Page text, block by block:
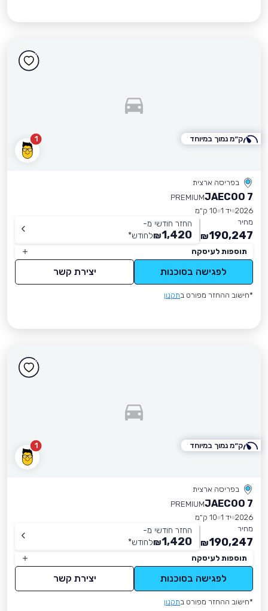
1
בפריסה ארצית
JAECOO 7
PREMIUM
2026 יד 1
10 ק״מ
מחיר
190,247
₪
החזר חודשי מ-
1,420
₪לחודש*
תוספות לעיסקה
לפגישה בסוכנות יצירת קשר
*חישוב ההחזר מפורט בתקנון
ק״מ נמוך במיוחד
1
בפריסה ארצית
JAECOO 7
PREMIUM
2026 יד 1
10 ק״מ
מחיר
190,247
₪
החזר חודשי מ-
1,420
₪לחודש*
תוספות לעיסקה
לפגישה בסוכנות יצירת קשר
*חישוב ההחזר מפורט בתקנון
ק״מ נמוך במיוחד